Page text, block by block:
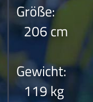
Größe:
206 cm
Gewicht:
119 kg